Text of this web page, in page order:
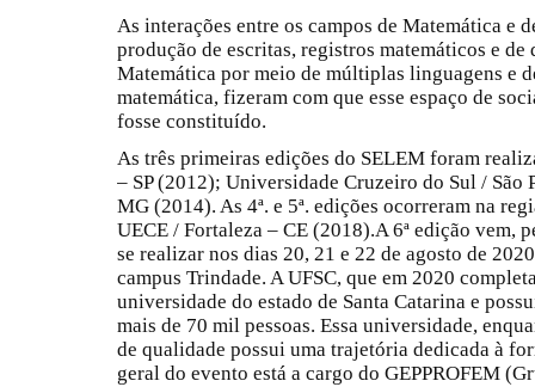
As interações entre os campos de Matemática e
produção de escritas, registros matemáticos e
Matemática por meio de múltiplas linguagens e
matemática, fizeram com que esse espaço de
fosse constituído.
As três primeiras edições do SELEM foram
– SP (2012); Universidade Cruzeiro do Sul / São
MG (2014). As 4ª. e 5ª. edições ocorreram na
UECE / Fortaleza – CE (2018).A 6ª edição vem,
se realizar nos dias 20, 21 e 22 de agosto de
campus Trindade. A UFSC, que em 2020
universidade do estado de Santa Catarina e
mais de 70 mil pessoas. Essa universidade,
de qualidade possui uma trajetória dedicada à
geral do evento está a cargo do GEPPROFEM